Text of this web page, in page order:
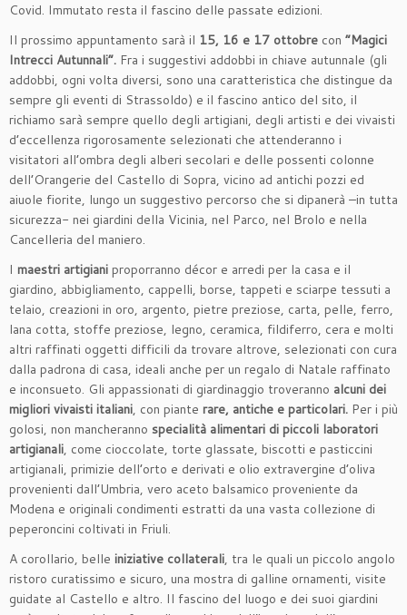
Covid. Immutato resta il fascino delle passate edizioni.
Il prossimo appuntamento sarà il 15, 16 e 17 ottobre con “Magici
Intrecci Autunnali”. Fra i suggestivi addobbi in chiave autunnale (gli
addobbi, ogni volta diversi, sono una caratteristica che distingue da
sempre gli eventi di Strassoldo) e il fascino antico del sito, il
richiamo sarà sempre quello degli artigiani, degli artisti e dei vivaisti
d’eccellenza rigorosamente selezionati che attenderanno i
visitatori all’ombra degli alberi secolari e delle possenti colonne
dell’Orangerie del Castello di Sopra, vicino ad antichi pozzi ed
aiuole fiorite, lungo un suggestivo percorso che si dipanerà –in tutta
sicurezza- nei giardini della Vicinia, nel Parco, nel Brolo e nella
Cancelleria del maniero.
I maestri artigiani proporranno décor e arredi per la casa e il
giardino, abbigliamento, cappelli, borse, tappeti e sciarpe tessuti a
telaio, creazioni in oro, argento, pietre preziose, carta, pelle, ferro,
lana cotta, stoffe preziose, legno, ceramica, fildiferro, cera e molti
altri raffinati oggetti difficili da trovare altrove, selezionati con cura
dalla padrona di casa, ideali anche per un regalo di Natale raffinato
e inconsueto. Gli appassionati di giardinaggio troveranno alcuni dei
migliori vivaisti italiani, con piante rare, antiche e particolari. Per i più
golosi, non mancheranno specialità alimentari di piccoli laboratori
artigianali, come cioccolate, torte glassate, biscotti e pasticcini
artigianali, primizie dell’orto e derivati e olio extravergine d’oliva
provenienti dall’Umbria, vero aceto balsamico proveniente da
Modena e originali condimenti estratti da una vasta collezione di
peperoncini coltivati in Friuli.
A corollario, belle iniziative collaterali, tra le quali un piccolo angolo
ristoro curatissimo e sicuro, una mostra di galline ornamenti, visite
guidate al Castello e altro. Il fascino del luogo e dei suoi giardini